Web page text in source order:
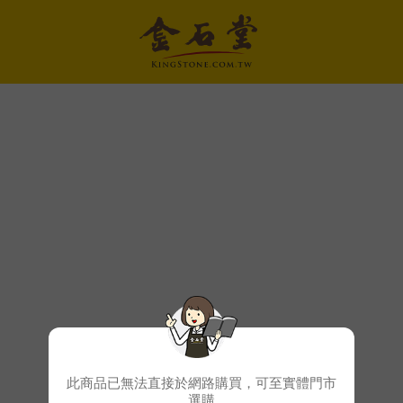
此商品已無法直接於網路購買，可至實體門市
選購